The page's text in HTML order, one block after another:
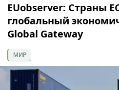
EUobserver: Страны
глобальный
Global Gateway
МИР